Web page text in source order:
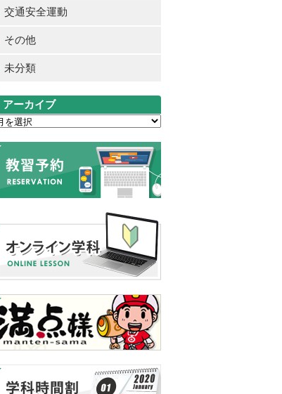
交通安全運動
その他
未分類
アーカイブ